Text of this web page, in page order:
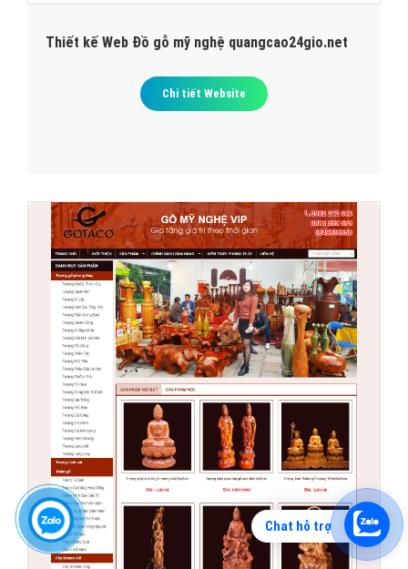
Thiết kế Web Đồ gỗ mỹ nghệ quangcao24gio.net
Chi tiết Website
Chat hỗ trợ